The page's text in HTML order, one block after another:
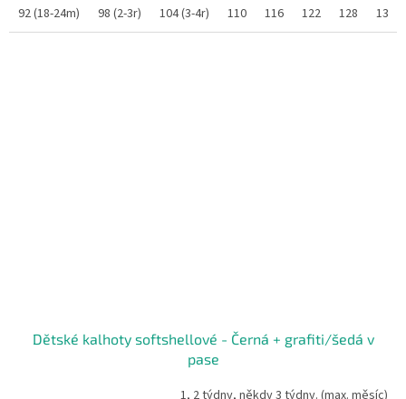
92 (18-24m)
98 (2-3r) 104 (3-4r) 110 116 122 128 134
Dětské kalhoty softshellové - Černá + grafiti/šedá v
pase